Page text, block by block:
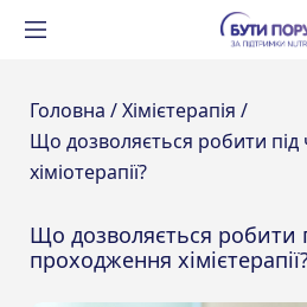
Головна /Хімієтерапія /
Що дозволяється робити
хіміотерапії?
Що дозволяється робити
проходження